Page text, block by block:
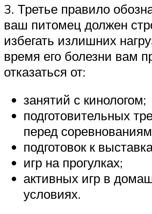
3. Третье правило
ваш питомец должен
избегать излишних
время его болезни вам
отказаться от:
занятий с кинологом;
подготовительных
перед
подготовок к
игр на прогулках;
активных игр в
условиях.